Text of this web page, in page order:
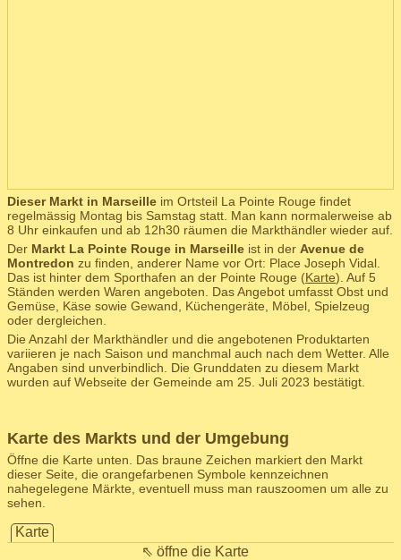
Dieser Markt in Marseille im Ortsteil La Pointe Rouge findet
regelmässig Montag bis Samstag statt. Man kann normalerweise ab
8 Uhr einkaufen und ab 12h30 räumen die Markthändler wieder auf.
Der Markt La Pointe Rouge in Marseille ist in der Avenue de
Montredon zu finden, anderer Name vor Ort: Place Joseph Vidal.
Das ist hinter dem Sporthafen an der Pointe Rouge (Karte). Auf 5
Ständen werden Waren angeboten. Das Angebot umfasst Obst und
Gemüse, Käse sowie Gewand, Küchengeräte, Möbel, Spielzeug
oder dergleichen.
Die Anzahl der Markthändler und die angebotenen Produktarten
variieren je nach Saison und manchmal auch nach dem Wetter. Alle
Angaben sind unverbindlich. Die Grunddaten zu diesem Markt
wurden auf Webseite der Gemeinde am 25. Juli 2023 bestätigt.
Karte des Markts und der Umgebung
Öffne die Karte unten. Das braune Zeichen markiert den Markt
dieser Seite, die orangefarbenen Symbole kennzeichnen
nahegelegene Märkte, eventuell muss man rauszoomen um alle zu
sehen.
Karte
⇖ öffne die Karte